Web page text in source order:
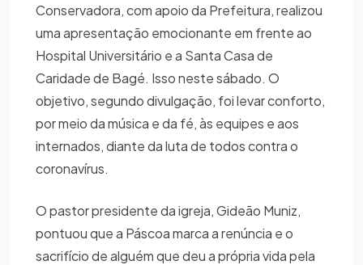
Conservadora, com apoio da Prefeitura, realizou
uma apresentação emocionante em frente ao
Hospital Universitário e a Santa Casa de
Caridade de Bagé. Isso neste sábado. O
objetivo, segundo divulgação, foi levar conforto,
por meio da música e da fé, às equipes e aos
internados, diante da luta de todos contra o
coronavírus.
O pastor presidente da igreja, Gideão Muniz,
pontuou que a Páscoa marca a renúncia e o
sacrifício de alguém que deu a própria vida pela